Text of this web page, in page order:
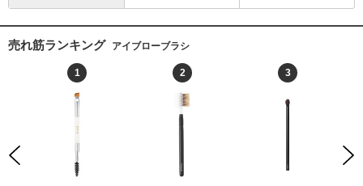
売れ筋ランキング アイブローブラシ
Previous
1 2 3
Next